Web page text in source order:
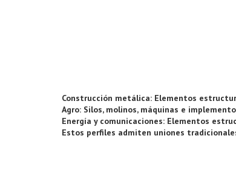
Construcción metálica: Elementos
Agro: Silos, molinos, máquinas e
Energía y comunicaciones: Elementos
Estos perfiles admiten uniones